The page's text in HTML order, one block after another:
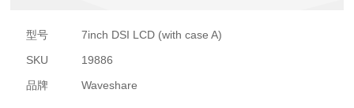
型号
7inch DSI LCD (with case A)
SKU
19886
品牌
Waveshare